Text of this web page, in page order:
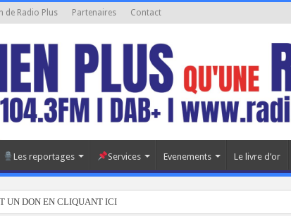
de Radio Plus Partenaires Contact
Les reportages Services Evenements Le livre d’or
UN DON EN CLIQUANT ICI